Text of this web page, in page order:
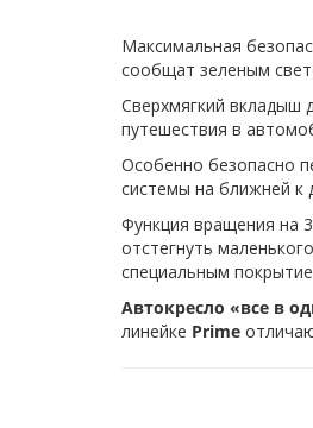
Максимальная
сообщат зеленым
Сверхмягкий вкладыш
путешествия в
Особенно безопасно
системы на ближней к
Функция вращения на
отстегнуть
специальным
Автокресло «все в
линейке Prime